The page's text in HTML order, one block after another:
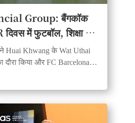
Group: बैंगकॉक
में फुटबॉल, शिक्षा और
का संगम
Huai Khwang के Wat Uthai
किया और FC Barcelona
का समर्थन करते हुए फुटबॉल व